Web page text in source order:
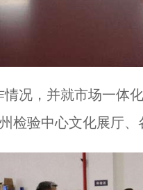
况，并就市场一体
验中心文化展厅、